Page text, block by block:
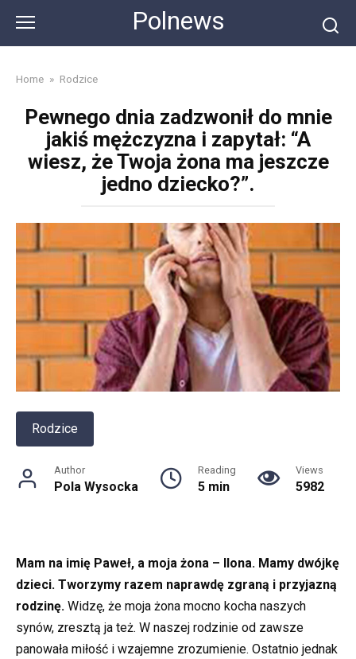
content
Polnews
Home » Rodzice
Pewnego dnia zadzwonił do mnie
jakiś mężczyzna i zapytał: “A
wiesz, że Twoja żona ma jeszcze
jedno dziecko?”.
Rodzice
Author
Pola Wysocka
Reading
5 min
Views
5982
Mam na imię Paweł, a moja żona – Ilona. Mamy dwójkę
dzieci. Tworzymy razem naprawdę zgraną i przyjazną
rodzinę. Widzę, że moja żona mocno kocha naszych
synów, zresztą ja też. W naszej rodzinie od zawsze
panowała miłość i wzajemne zrozumienie. Ostatnio jednak